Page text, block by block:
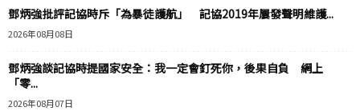
鄧炳強批評記協時斥「為暴徒護航」 記協2019年屢發聲明維護...
2026年08月08日
鄧炳強談記協時提國家安全：我一定會釘死你，後果自負 網上
「零...
2026年08月07日